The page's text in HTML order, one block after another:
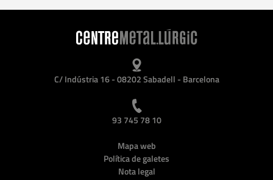
C/ Indústria 16 - 08202 Sabadell - Barcelona
93 745 78 10
Mapa web
Política de galetes
Nota legal